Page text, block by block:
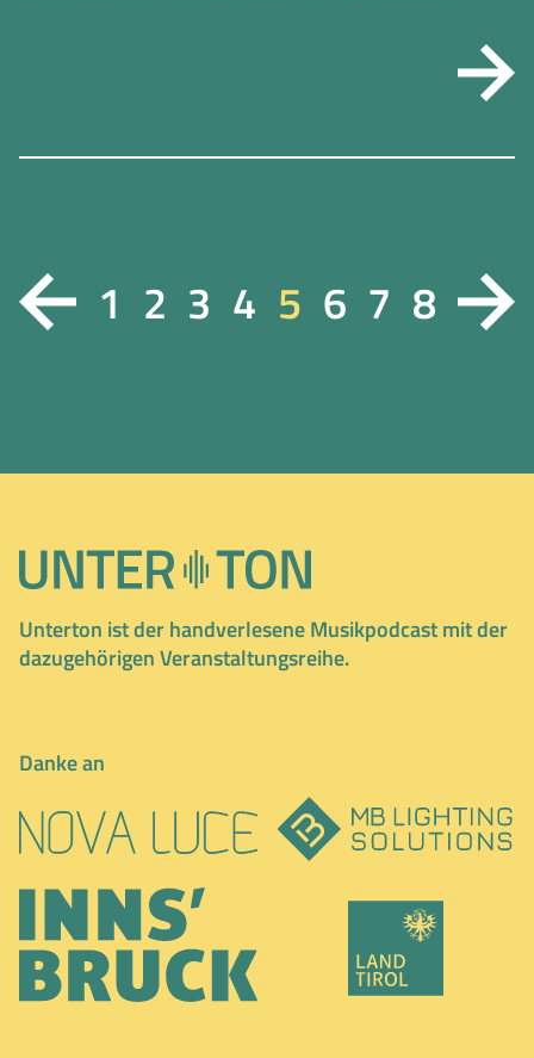
1 2 3 4 5 6 7 8
Unterton ist der handverlesene Musikpodcast mit der
dazugehörigen Veranstaltungsreihe.
Danke an